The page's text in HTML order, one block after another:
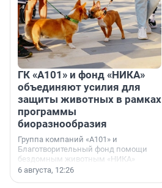
ГК «А101» и фонд «НИКА»
объединяют усилия для
защиты животных в рамках
программы
биоразнообразия
Группа компаний «А101» и
Благотворительный фонд помощи
бездомным животным «НИКА»
заключили соглашение о
6 августа, 12:26